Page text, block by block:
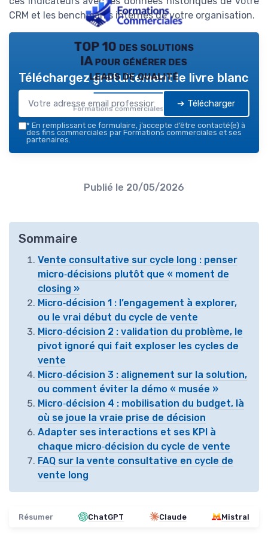
CRM et les benchmarks internes de votre organisation.
TOP 10 des solutions
IA pour générer des
leads de qualité
Formations commerciales — 2026
Téléchargez gratuitement le livre blanc
➔ Télécharger
* En remplissant ce formulaire, j’accepte d’être contacté(e) à
des fins commerciales par Formations commerciales et ses
partenaires.
Publié le 20/05/2026
Sommaire
Vente consultative sur cycle long : penser
micro‑décisions plutôt que « moment de
closing »
Micro‑décision 1 : l’engagement à explorer,
ou le vrai début du cycle de vente
Micro‑décision 2 : validation du problème, le
pivot ignoré qui fait exploser les cycles de
vente
Micro‑décision 3 : alignement sur la solution,
ou comment éviter la démo « musée »
Micro‑décision 4 : mobilisation du budget, là
où se joue la vraie prise de décision
Adapter ses interactions et ses KPI à
chaque micro‑décision du cycle de vente
FAQ sur la vente consultative en cycle de
vente long
Résumer ChatGPT Claude Mistral